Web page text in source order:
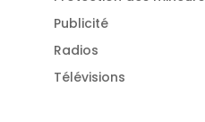
Publicité
Radios
Télévisions